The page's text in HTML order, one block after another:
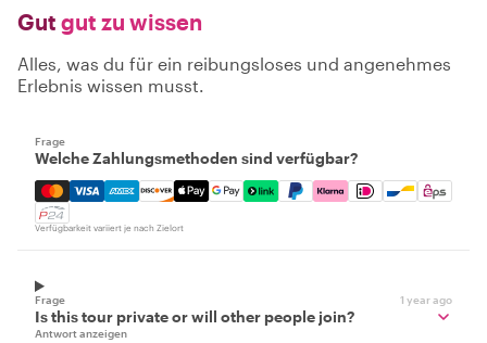
Gut gut zu wissen
Alles, was du für ein reibungsloses und angenehmes
Erlebnis wissen musst.
Frage
Welche Zahlungsmethoden sind verfügbar?
Mastercard, Visa, Amex, Discover, Apple Pay, Google
Verfügbarkeit variiert je nach Zielort
Frage 1 year ago
Is this tour private or will other people join?
Antwort anzeigen